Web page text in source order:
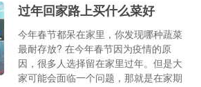
过年回家路上买什么菜好
今年春节都呆在家里，你发现哪种蔬菜
最耐存放? 在今年春节因为疫情的原
因，很多人选择留在家里过年。但是大
家可能会面临一个问题，那就是在家期